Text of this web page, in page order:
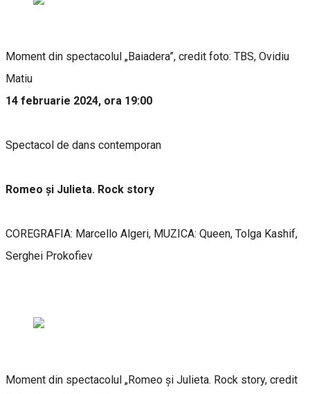
Moment din spectacolul „Baiadera”, credit foto: TBS, Ovidiu
Matiu
14 februarie 2024, ora 19:00
Spectacol de dans contemporan
Romeo și Julieta. Rock story
COREGRAFIA: Marcello Algeri, MUZICA: Queen, Tolga Kashif,
Serghei Prokofiev
Moment din spectacolul „Romeo și Julieta. Rock story, credit